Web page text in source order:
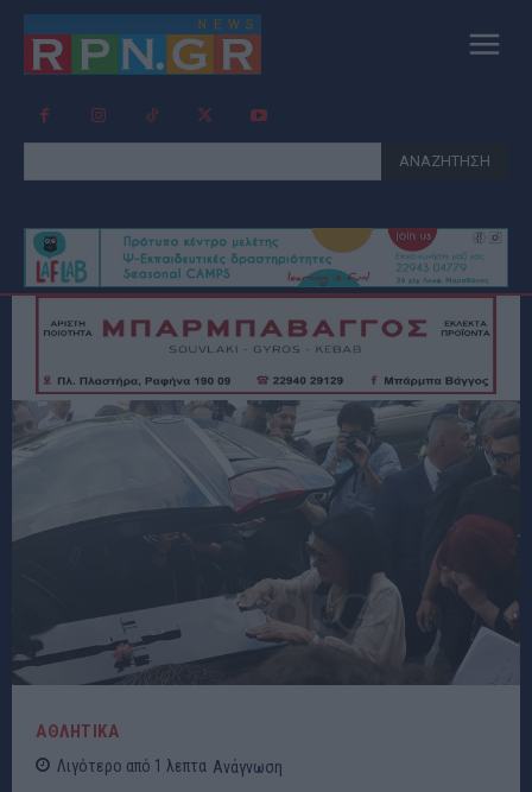
ΑΝΑΖΗΤΗΣΗ
ΑΘΛΗΤΙΚΑ
Λιγότερο από 1 λεπτα Ανάγνωση